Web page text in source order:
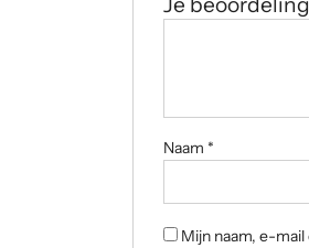
Naam *
Mijn naam, e-